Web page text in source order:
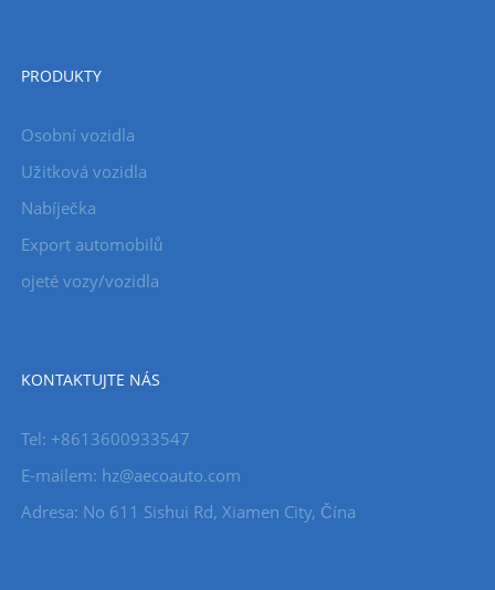
PRODUKTY
Osobní vozidla
Užitková vozidla
Nabíječka
Export automobilů
ojeté vozy/vozidla
KONTAKTUJTE NÁS
Tel: +8613600933547
E-mailem: hz@aecoauto.com
Adresa: No 611 Sishui Rd, Xiamen City, Čína